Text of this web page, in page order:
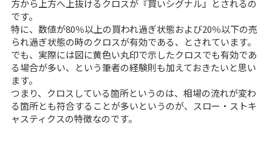
方から上方へ上抜けるクロスが『買いシグナル』とされるの
です。
特に、数値が80％以上の買われ過ぎ状態および20％以下の売
られ過ぎ状態の時のクロスが有効である、とされています。
でも、実際には図に黄色い丸印で示したクロスでも有効であ
る場合が多い、という筆者の経験則も加えておきたいと思い
ます。
つまり、クロスしている箇所というのは、相場の流れが変わ
る箇所とも符合することが多いというのが、スロー・ストキ
ャスティクスの特徴なのです。